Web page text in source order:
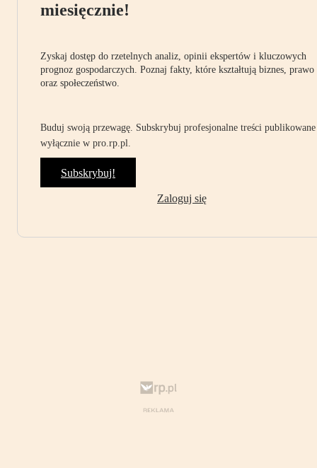
miesięcznie!
Zyskaj dostęp do rzetelnych analiz, opinii ekspertów i kluczowych
prognoz gospodarczych. Poznaj fakty, które kształtują biznes, prawo
oraz społeczeństwo.
Buduj swoją przewagę. Subskrybuj profesjonalne treści publikowane
wyłącznie w pro.rp.pl.
Subskrybuj!
Zaloguj się